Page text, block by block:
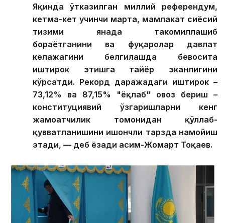
Яқинда ўтказилган миллий референдум,
кетма-кет учинчи марта, мамлакат сиёсий
тизими янада такомиллашиб
бораётганини ва фуқаролар давлат
келажагини белгилашда бевосита
иштирок этишга тайёр эканлигини
кўрсатди. Рекорд даражадаги иштирок –
73,12% ва 87,15% "ёқлаб" овоз бериш –
конституциявий ўзгаришларни кенг
жамоатчилик томонидан қўллаб-
қувватланишини ишончли тарзда намойиш
этади, — деб ёзади Қасим-Жомарт Тоқаев.